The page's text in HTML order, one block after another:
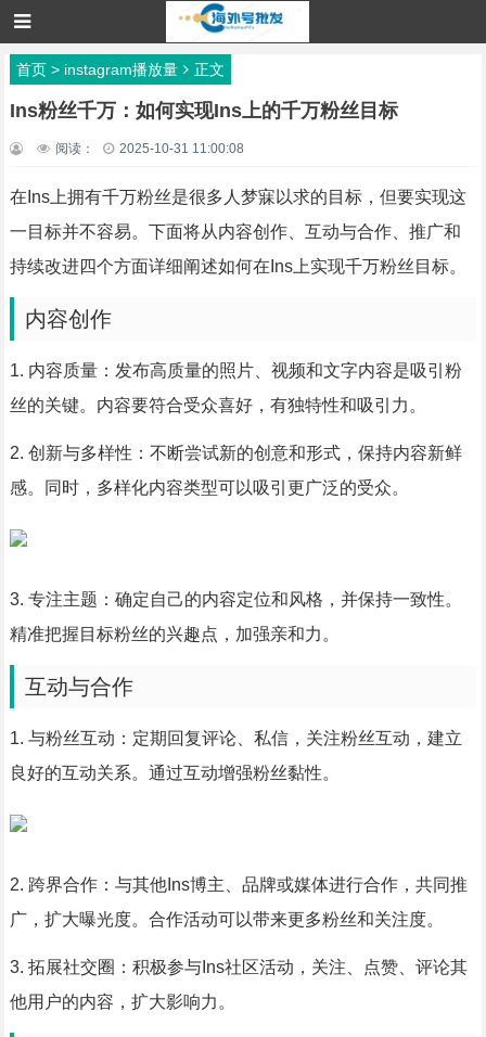
首页> instagram播放量 正文
Ins粉丝千万：如何实现Ins上的千万粉丝目标
阅读： 2025-10-31 11:00:08
在Ins上拥有千万粉丝是很多人梦寐以求的目标，但要实现这
一目标并不容易。下面将从内容创作、互动与合作、推广和
持续改进四个方面详细阐述如何在Ins上实现千万粉丝目标。
内容创作
1. 内容质量：发布高质量的照片、视频和文字内容是吸引粉
丝的关键。内容要符合受众喜好，有独特性和吸引力。
2. 创新与多样性：不断尝试新的创意和形式，保持内容新鲜
感。同时，多样化内容类型可以吸引更广泛的受众。
3. 专注主题：确定自己的内容定位和风格，并保持一致性。
精准把握目标粉丝的兴趣点，加强亲和力。
互动与合作
1. 与粉丝互动：定期回复评论、私信，关注粉丝互动，建立
良好的互动关系。通过互动增强粉丝黏性。
2. 跨界合作：与其他Ins博主、品牌或媒体进行合作，共同推
广，扩大曝光度。合作活动可以带来更多粉丝和关注度。
3. 拓展社交圈：积极参与Ins社区活动，关注、点赞、评论其
他用户的内容，扩大影响力。